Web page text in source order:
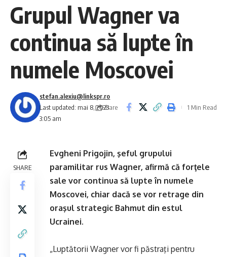
Grupul Wagner va
continua să lupte în
numele Moscovei
Last updated: mai 8, 2023
3:05 am
stefan.alexiu@linkspr.ro
Share
1 Min Read
SHARE
Evgheni Prigojin, şeful grupului
paramilitar rus Wagner, afirmă că forţele
sale vor continua să lupte în numele
Moscovei, chiar dacă se vor retrage din
oraşul strategic Bahmut din estul
Ucrainei.
„Luptătorii Wagner vor fi păstraţi pentru